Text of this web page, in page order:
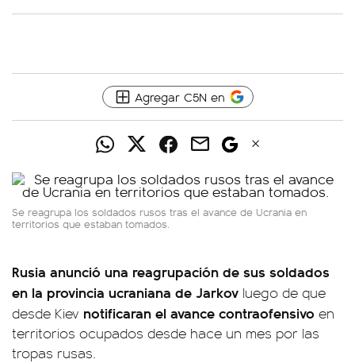
Agregar C5N en
Se reagrupa los soldados rusos tras el avance de Ucrania en
territorios que estaban tomados.
Rusia anunció una reagrupación de sus soldados
en la provincia ucraniana de Jarkov luego de que
desde Kiev notificaran el avance contraofensivo en
territorios ocupados desde hace un mes por las
tropas rusas.